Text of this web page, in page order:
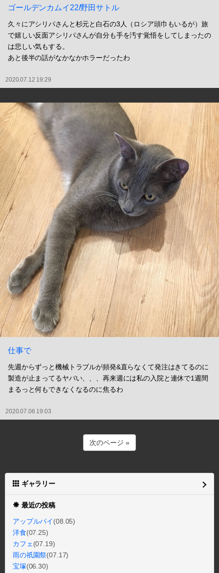
ゴールデンカムイ22/野田サトル
久々にアシリパさんと杉元と白石の3人（ロシア頭巾もいるが）旅
で嬉しい反面アシリパさんが自分も手を汚す覚悟をしてしまったの
は悲しい気もする。
あと後半の話がなかなかホラーだったわ
2020.07.12 19:29
仕事で
先週からずっと機械トラブルが頻発&直らなくて発注はきてるのに
製造が止まってるヤバい、、、再来週には私の入院と連休で1週間
まるっと何もできなくなるのに焦るわ
2020.07.06 19:03
次のページ »
ギャラリー
最近の投稿
アップルパイ(08.05)
洋食(07.25)
カフェ (07.19)
雨の祇園祭(07.17)
宝塚(06.30)